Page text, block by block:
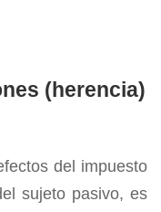
(herencia)
del impuesto
sujeto pasivo, es